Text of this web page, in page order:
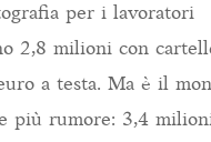
per i lavoratori
2,8 milioni con
a testa. Ma è il
più rumore: 3,4